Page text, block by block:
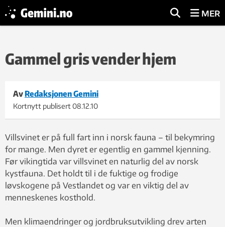
MER
Gammel gris vender hjem
Av Redaksjonen Gemini
Kortnytt publisert08.12.10
Villsvinet er på full fart inn i norsk fauna – til bekymring
for mange. Men dyret er egentlig en gammel kjenning.
Før vikingtida var villsvinet en naturlig del av norsk
kystfauna. Det holdt til i de fuktige og frodige
løvskogene på Vestlandet og var en viktig del av
menneskenes kosthold.
Men klimaendringer og jordbruksutvikling drev arten